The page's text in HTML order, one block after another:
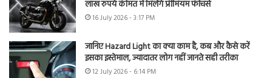
लाख रुपये कीमत में मिलेंगे प्रीमियम फीचर्स
16 July 2026 - 3:17 PM
जानिए Hazard Light का क्या काम है, कब और कैसे करें
इसका इस्तेमाल, ज्यादातर लोग नहीं जानते सही तरीका
12 July 2026 - 6:14 PM